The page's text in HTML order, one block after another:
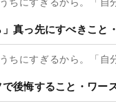
」真っ先にすべきこと
ちにすぎるから。「自
後悔すること・ワー